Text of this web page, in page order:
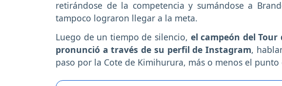
retirándose de la competencia y sumándose a
tampoco lograron llegar a la meta.
Luego de un tiempo de silencio, el campeón del
pronunció a través de su perfil de Instagram,
paso por la Cote de Kimihurura, más o menos el punto